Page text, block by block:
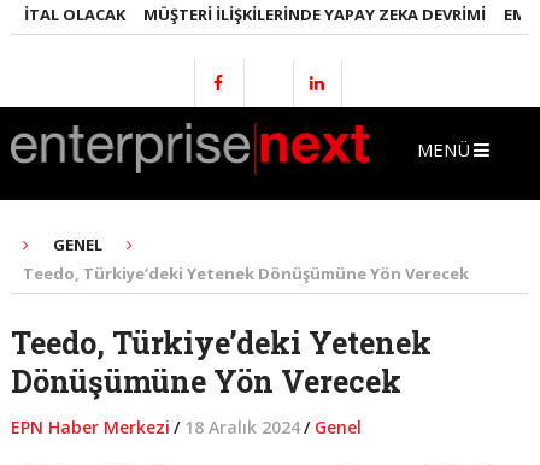
OLACAK MÜŞTERI İLIŞKILERINDE YAPAY ZEKA DEVRIMI
MENÜ
GENEL
Teedo, Türkiye’deki Yetenek Dönüşümüne Yön Verecek
Teedo, Türkiye’deki Yetenek
Dönüşümüne Yön Verecek
EPN Haber Merkezi / 18 Aralık 2024/ Genel